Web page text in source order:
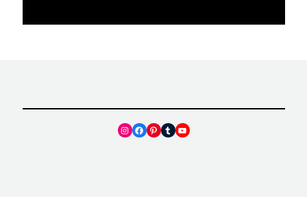
Instagram
Facebook
Pinterest
TumblrYouTube